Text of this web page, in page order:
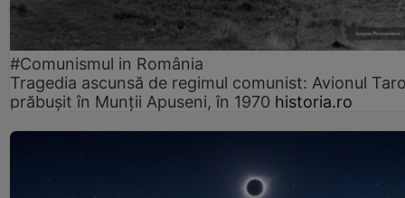
#Comunismul in România
Tragedia ascunsă de regimul comunist: Avionul
prăbușit în Munții Apuseni, în 1970 historia.ro